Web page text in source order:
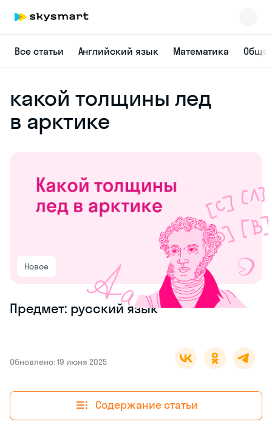
Все статьи Английский язык Математика
какой толщины лед
в арктике
Новое
Предмет: русский язык
Обновлено: 19 июня 2025
Содержание статьи